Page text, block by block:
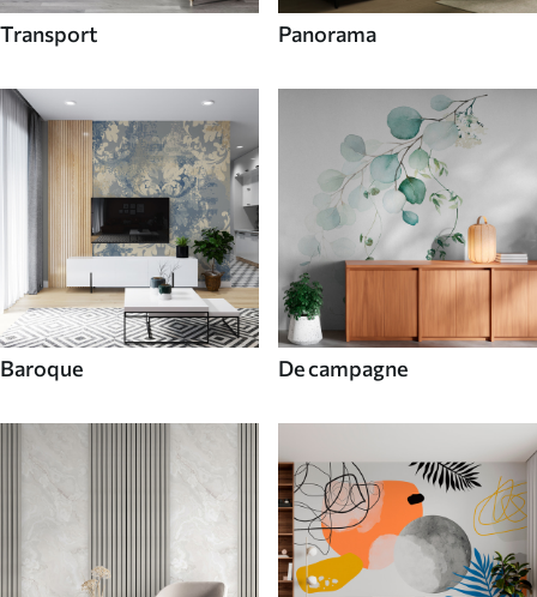
Transport Panorama
Baroque De campagne